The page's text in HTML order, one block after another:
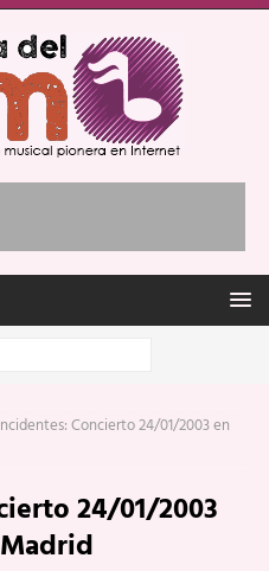
Concierto 24/01/2003 en
24/01/2003